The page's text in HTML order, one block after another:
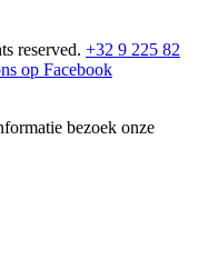
reserved. +32 9 225 82
op Facebook
bezoek onze